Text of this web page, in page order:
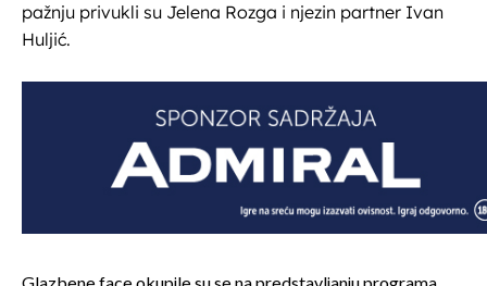
pažnju privukli su Jelena Rozga i njezin partner Ivan
Huljić.